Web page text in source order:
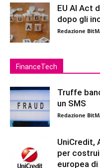
EU AI Act
dopo gli
Redazione
FinanceTech
Truffe
un SMS
Redazione
UniCredit,
per
europea